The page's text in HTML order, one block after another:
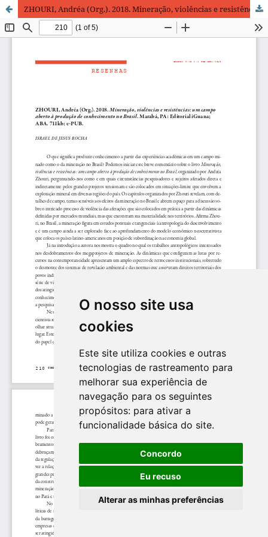
O nosso site usa
cookies
Este site utiliza cookies e outras
tecnologias de rastreamento para
melhorar sua experiência de
navegação para os seguintes
propósitos: para ativar a
funcionalidade básica do site.
Concordo
Eu recuso
Alterar as minhas preferências
ZHOURI, Andréa (Org.). 2018. Mineração, violências e resistências: um campo aberto à produção de conhecimento no Brasil. Marabá, PA: Editorial iGuana; ABA. 711kb; e-PUB.